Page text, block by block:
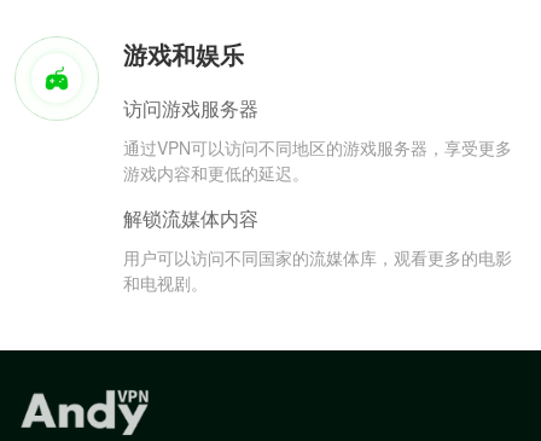
游戏和娱乐
访问游戏服务器
通过VPN可以访问不同地区的游戏服务器，享受更多
游戏内容和更低的延迟。
解锁流媒体内容
用户可以访问不同国家的流媒体库，观看更多的电影
和电视剧。